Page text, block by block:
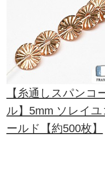
【糸通しスパンコ
ル】5mm ソレイユ
ールド【約500枚】